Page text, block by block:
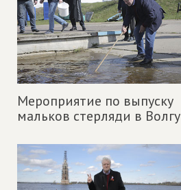
Мероприятие по выпуску
мальков стерляди в Волгу